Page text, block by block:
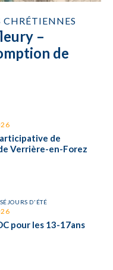
CHRÉTIENNES
–
de
de
Verrière-en-Forez
D'ÉTÉ
pour les 13-17ans